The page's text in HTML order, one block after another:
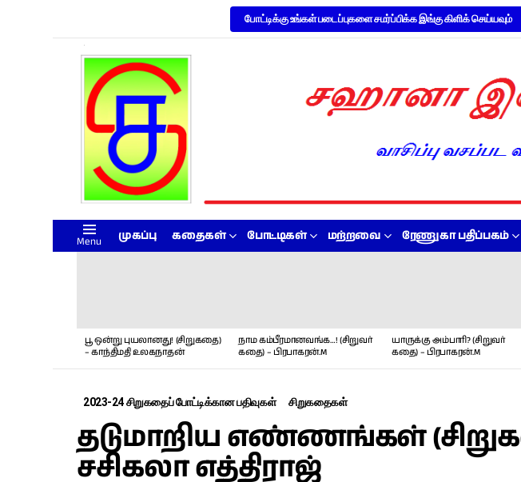
போட்டிக்கு உங்கள் படைப்புகளை சமர்ப்பிக்க இங்கு கிளிக் செய்யவும்
Menu முகப்பு கதைகள் போட்டிகள் மற்றவை ரேணுகா பதிப்பகம்
பூ ஒன்று புயலானது! (சிறுகதை)
– காந்திமதி உலகநாதன்
நாம கம்பீரமானவங்க…! (சிறுவர்
கதை) – பிரபாகரன்.M
யாருக்கு அம்பாரி? (சிறுவர்
கதை) – பிரபாகரன்.M
2023-24 சிறுகதைப் போட்டிக்கான பதிவுகள் சிறுகதைகள்
தடுமாறிய எண்ணங்கள்
சசிகலா எத்திராஜ்